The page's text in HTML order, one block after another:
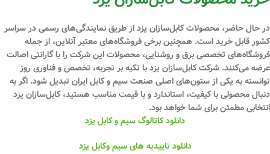
در حال حاضر، محصولات کابل‌سازان یزد از طریق نمایندگی‌های رسمی در سراسر
کشور قابل خرید است. همچنین برخی فروشگاه‌های معتبر آنلاین، از جمله
فروشگاه‌های تخصصی برق و روشنایی، محصولات این شرکت را با گارانتی اصالت
عرضه می‌کنند. شرکت کابل‌سازان یزد با تکیه بر تجربه، تخصص و فناوری روز
توانسته به یکی از ستون‌های اصلی صنعت سیم و کابل ایران تبدیل شود. اگر به
دنبال محصولی با کیفیت، استاندارد و با قیمت مناسب هستید،کابل‌سازان یزد
انتخابی مطمئنبرای شما خواهد بود.
دانلود کاتالوگ سیم و کابل یزد
دانلود تاییدیه های سیم وکابل یزد